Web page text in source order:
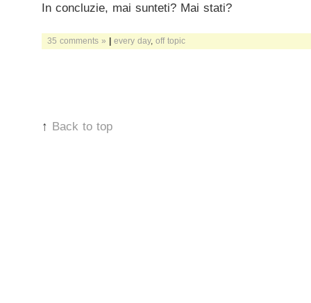
In concluzie, mai sunteti? Mai stati?
35 comments » | every day, off topic
↑ Back to top